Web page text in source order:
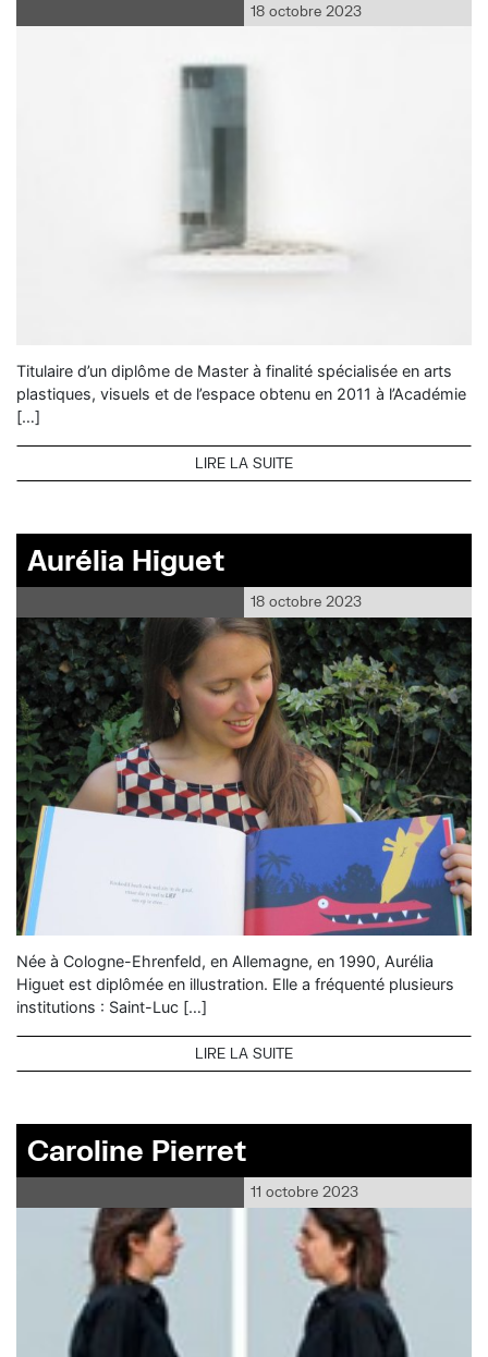
18 octobre 2023
Titulaire d’un diplôme de Master à finalité spécialisée en arts
plastiques, visuels et de l’espace obtenu en 2011 à l’Académie
[…]
LIRE LA SUITE
Aurélia Higuet
18 octobre 2023
Née à Cologne-Ehrenfeld, en Allemagne, en 1990, Aurélia
Higuet est diplômée en illustration. Elle a fréquenté plusieurs
institutions : Saint-Luc […]
LIRE LA SUITE
Caroline Pierret
11 octobre 2023